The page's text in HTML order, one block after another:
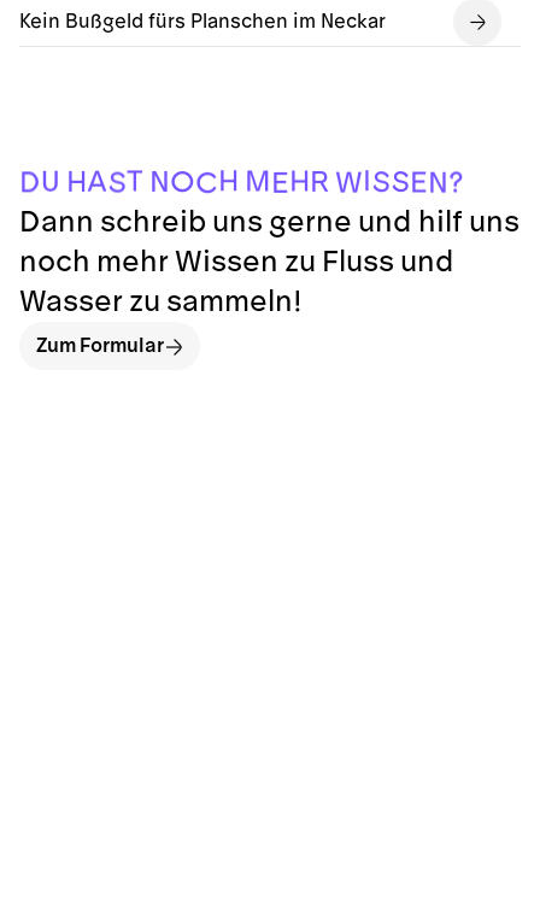
Kein Bußgeld fürs Planschen im Neckar
DU H AST N OC
H MEHR WISSEN?
Dann schreib uns gerne und hilf uns
noch mehr Wissen zu Fluss und
Wasser zu sammeln!
Zum Formular